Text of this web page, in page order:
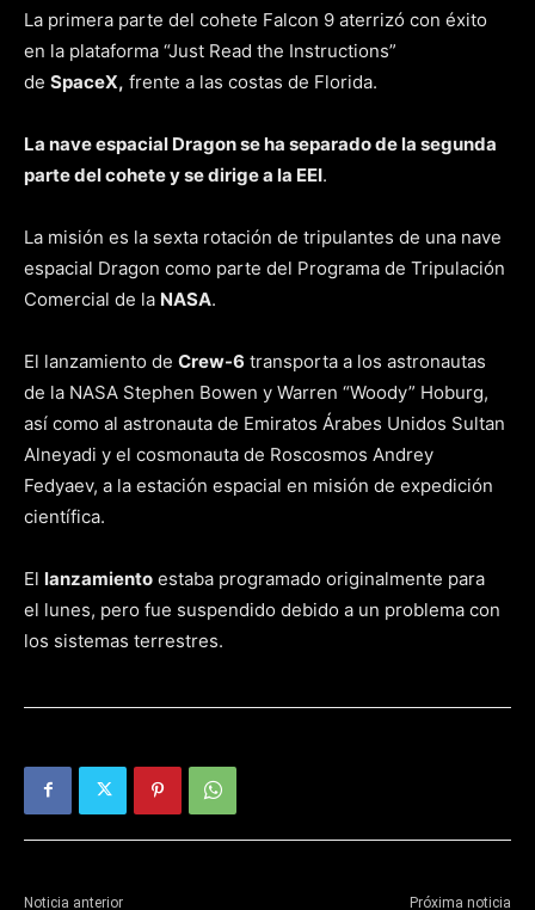
La primera parte del cohete Falcon 9 aterrizó con éxito
en la plataforma “Just Read the Instructions”
de SpaceX, frente a las costas de Florida.
La nave espacial Dragon se ha separado de la segunda
parte del cohete y se dirige a la EEI.
La misión es la sexta rotación de tripulantes de una nave
espacial Dragon como parte del Programa de Tripulación
Comercial de la NASA.
El lanzamiento de Crew-6 transporta a los astronautas
de la NASA Stephen Bowen y Warren “Woody” Hoburg,
así como al astronauta de Emiratos Árabes Unidos Sultan
Alneyadi y el cosmonauta de Roscosmos Andrey
Fedyaev, a la estación espacial en misión de expedición
científica.
El lanzamiento estaba programado originalmente para
el lunes, pero fue suspendido debido a un problema con
los sistemas terrestres.
Noticia anterior Próxima noticia